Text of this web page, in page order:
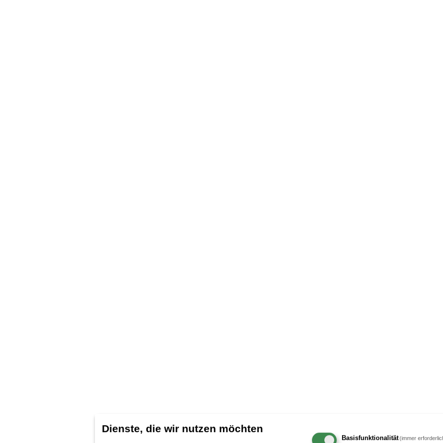
Dienste, die wir nutzen möchten
Basisfunktionalität(immer